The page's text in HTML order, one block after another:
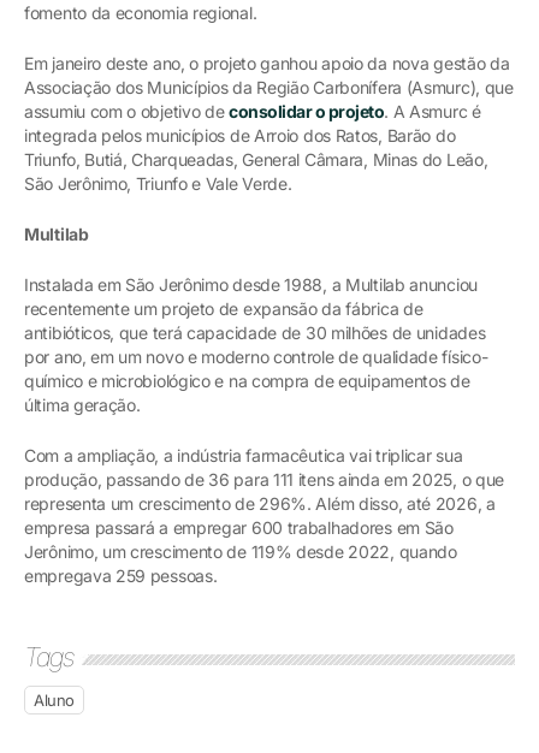
fomento da economia regional.
Em janeiro deste ano, o projeto ganhou apoio da nova gestão da
Associação dos Municípios da Região Carbonífera (Asmurc), que
assumiu com o objetivo deconsolidar o projeto. A Asmurc é
integrada pelos municípios de Arroio dos Ratos, Barão do
Triunfo, Butiá, Charqueadas, General Câmara, Minas do Leão,
São Jerônimo, Triunfo e Vale Verde.
Multilab
Instalada em São Jerônimo desde 1988, a Multilab anunciou
recentemente um projeto de expansão da fábrica de
antibióticos, que terá capacidade de 30 milhões de unidades
por ano, em um novo e moderno controle de qualidade físico-
químico e microbiológico e na compra de equipamentos de
última geração.
Com a ampliação, a indústria farmacêutica vai triplicar sua
produção, passando de 36 para 111 itens ainda em 2025, o que
representa um crescimento de 296%. Além disso, até 2026, a
empresa passará a empregar 600 trabalhadores em São
Jerônimo, um crescimento de 119% desde 2022, quando
empregava 259 pessoas.
Tags
Aluno